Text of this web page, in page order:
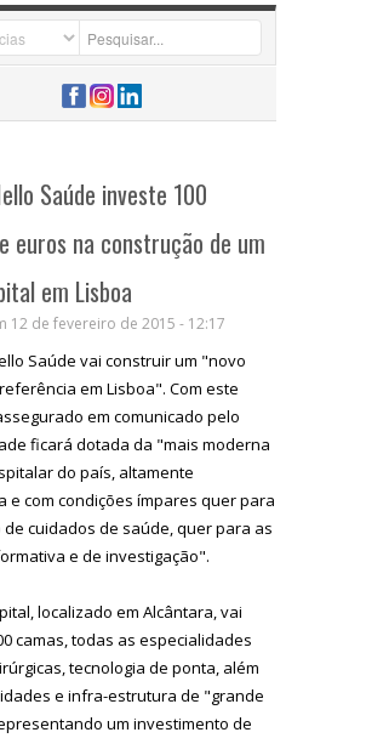
Saúde investe 100
euros na construção de um
em Lisboa
12 de fevereiro de 2015 - 12:17
Saúde vai construir um "novo
em Lisboa". Com este
em comunicado pelo
ficará dotada da "mais moderna
do país, altamente
e com condições ímpares quer para
de cuidados de saúde, quer para as
e de investigação".
localizado em Alcântara, vai
camas, todas as especialidades
tecnologia de ponta, além
e infra-estrutura de "grande
um investimento de